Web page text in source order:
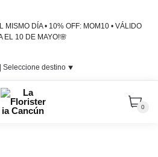
MISMO DÍA • 10% OFF: MOM10 • VÁLIDO
EL 10 DE MAYO!🌸
Seleccione destino⯆
0